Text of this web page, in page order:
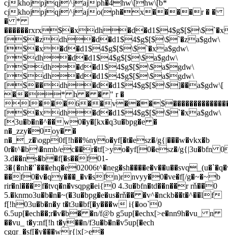
cjkhojpjqj^jajph�4hw\[hw\[b*
cjkhojpjqj^jajo(ph�x����r � �
� *
[$�zdh�d�d1$4$g$[$\$`�za$gdw\
[$�x�d�d1$4$g$[$\$`�xa$gdw\
[$dh�d�d1$4$g$[$\$a$gdw\
[$dh�d�d1$4$g$[$\$a$gdw\
[$dh�d�d1$4$g$[$\$a$gdw\
[$��dh�d�d1$4$g$[$\$]��a$gdw\[
��* h � � " r �
[$�xdh�d�d1$4$g$[$\$`�xa$gdw\
[3u�b�n�^��w0�y�[kx�q3u�bpg�e �
n�_zzy�0oy� �
n�__z�\ogp0f[!h��%nyo�yf[�t�esz�/g{|���w�vkx�b
0r�t^�b\�nmb/ec��r�tf[>yo�yf[0�esz�/g{|3u�bfn
3.d��ns�b�f[�s��f01-
��f0�v�qy���_�v�sfn)rnvyy�0�ve�f[/g�~�~b
rir�nl���f�tvq�n�vsqpg�ei{0 4.3u�bfn�td��n��r rň��0
5.�knmo3u�b�n�~(�3u�bpg�e�us�rň�� �v^�nckb��t�^��lf
f[!h03u�b�n�y t�t3u�bf[�y���w i{�oo`0
6.5up[�ech��;r�v�b� �n/f@b g5up[�echx[>e�nn9h�vu_ n
��vu_ t�y:nf[!h t�y��n/f3u�b�n�v5up[�ech
cgqr_�sf[�y���wr{|x[>e�